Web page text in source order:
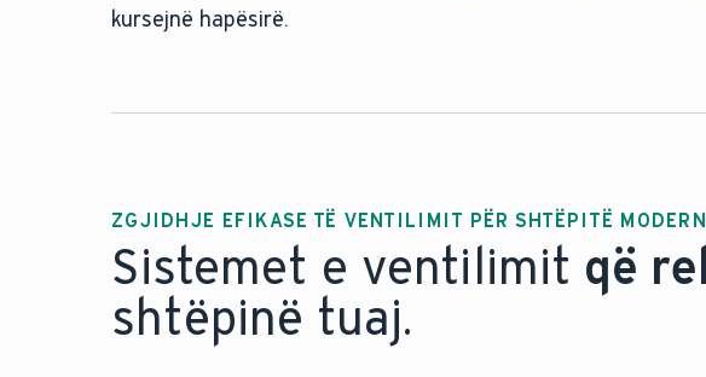
kursejnë hapësirë.perfekte për rikonstruksion
ZGJIDHJE EFIKASE TË VENTILIMIT PËR SHTËPITË
Sistemet e ventilimit që
shtëpinë tuaj.